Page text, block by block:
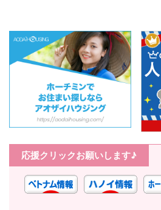
応援クリックお願いします♪